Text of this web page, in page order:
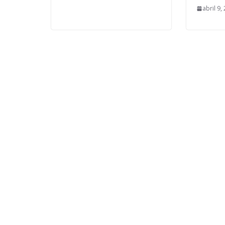
abril 9,